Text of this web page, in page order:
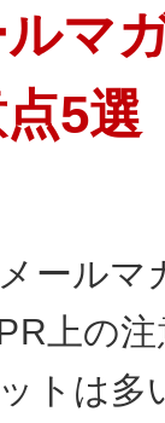
マ
5選
ールマ
上の
トは多